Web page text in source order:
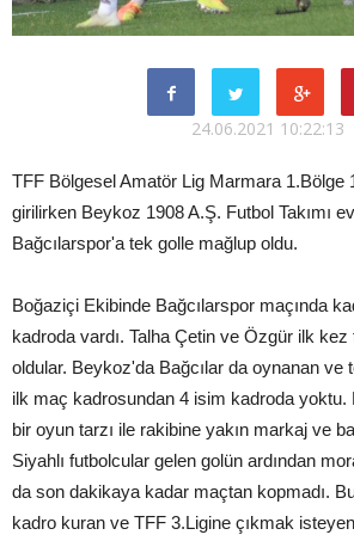
24.06.2021 10:22:13
TFF Bölgesel Amatör Lig Marmara 1.Bölge
girilirken Beykoz 1908 A.Ş. Futbol Takımı
Bağcılarspor'a tek golle mağlup oldu.
Boğaziçi Ekibinde Bağcılarspor maçında
kadroda vardı. Talha Çetin ve Özgür ilk
oldular. Beykoz'da Bağcılar da oynanan ve
ilk maç kadrosundan 4 isim kadroda yoktu.
bir oyun tarzı ile rakibine yakın markaj ve
Siyahlı futbolcular gelen golün ardından
da son dakikaya kadar maçtan kopmadı.
kadro kuran ve TFF 3.Ligine çıkmak